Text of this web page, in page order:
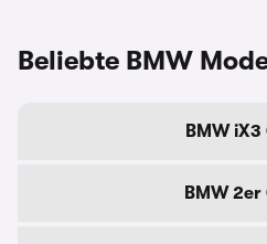
Beliebte BMW
BMW
BMW